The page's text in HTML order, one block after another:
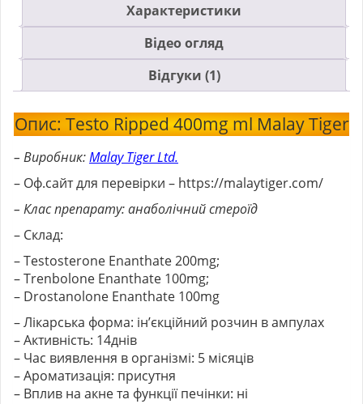
Характеристики
Відео огляд
Відгуки (1)
Опис: Testo Ripped 400mg ml Malay Tiger
– Виробник:Malay Tiger Ltd.
– Оф.сайт для перевірки – https://malaytiger.com/
– Клас препарату: анаболічний стероїд
– Склад:
– Testosterone Enanthate 200mg;
– Trenbolone Enanthate 100mg;
– Drostanolone Enanthate 100mg
– Лікарська форма: ін’єкційний розчин в ампулах
– Активність: 14днів
– Час виявлення в організмі: 5 місяців
– Ароматизація: присутня
– Вплив на акне та функції печінки: ні